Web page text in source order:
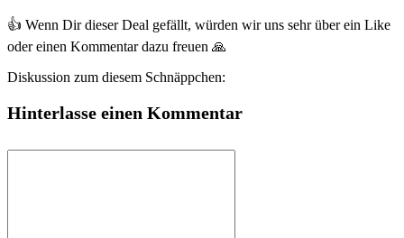
👍 Wenn Dir dieser Deal gefällt, würden wir uns sehr über ein Like
oder einen Kommentar dazu freuen 🙏
Diskussion zum diesem Schnäppchen:
Hinterlasse einen Kommentar